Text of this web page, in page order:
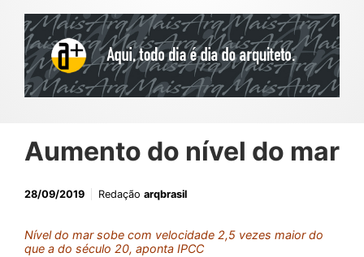
Aumento do nível do mar
28/09/2019 Redação arqbrasil
Nível do mar sobe com velocidade 2,5 vezes maior do
que a do século 20, aponta IPCC